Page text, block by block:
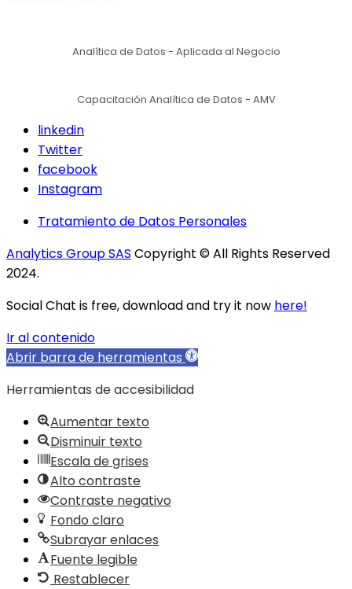
Analítica de Datos - Aplicada al Negocio
Capacitación Analítica de Datos - AMV
linkedin
Twitter
facebook
Instagram
Tratamiento de Datos Personales
Analytics Group SAS Copyright © All Rights Reserved
2024.
Social Chat is free, download and try it now here!
Ir al contenido
Abrir barra de herramientas
Herramientas de accesibilidad
Aumentar texto
Disminuir texto
Escala de grises
Alto contraste
Contraste negativo
Fondo claro
Subrayar enlaces
Fuente legible
Restablecer